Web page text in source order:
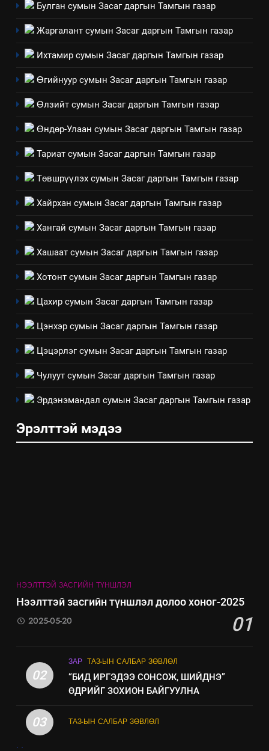
үйлдвэрлэл, үйлчилгээ,
технологийн хүн, мал, амьтны
үзүүлэх буюу үзүүлж байгаа
нөлөөллийн талаарх
ИЛ ТОД БАЙДАЛ
Нээлттэй засгийн түншлэл
НЭЭЛТТЭЙ ЗАСГИЙН ТҮНШЛЭЛ
“БИД ИРГЭДЭЭ СОНСОЖ,
БАЙГУУЛНА
3
ТАЗ-ЫН САЛБАР ЗӨВЛӨЛ
4
Архангай аймаг дахь салбар
ажиллагааны жилийн
төлөвлөгөө
ТАЗ-ЫН САЛБАР ЗӨВЛӨЛ
5
“Шинэтгэлээр түүчээлсэн
зохион байгуулах арга
ТАЗ-ЫН САЛБАР ЗӨВЛӨЛ
6
Мэдээлэл хариуцагчийн
явуулж байгаа үйл ажиллагаа,
технологийн хүн, мал, амьтны
эрүүл мэнд, байгаль орчинд
үзүүлэх буюу үзүүлж байгаа
мэдээлэл
Булган сумын Засаг даргын Тамгын газар
Жаргалант сумын Засаг даргын Тамгын газар
Ихтамир сумын Засаг даргын Тамгын газар
Өгийнуур сумын Засаг даргын Тамгын газар
Өлзийт сумын Засаг даргын Тамгын газар
Өндөр-Улаан сумын Засаг даргын Тамгын газар
Тариат сумын Засаг даргын Тамгын газар
Төвшрүүлэх сумын Засаг даргын Тамгын газар
Хайрхан сумын Засаг даргын Тамгын газар
Хангай сумын Засаг даргын Тамгын газар
Хашаат сумын Засаг даргын Тамгын газар
Хотонт сумын Засаг даргын Тамгын газар
Цахир сумын Засаг даргын Тамгын газар
Цэнхэр сумын Засаг даргын Тамгын газар
Цэцэрлэг сумын Засаг даргын Тамгын газар
Чулуут сумын Засаг даргын Тамгын газар
Эрдэнэмандал сумын Засаг даргын Тамгын газар
Эрэлттэй мэдээ
НЭЭЛТТЭЙ ЗАСГИЙН ТҮНШЛЭЛ
Нээлттэй засгийн түншлэл долоо хоног-2025
01
2025-05-20
02
ЗАР ТАЗ-ЫН САЛБАР ЗӨВЛӨЛ
“БИД ИРГЭДЭЭ СОНСОЖ, ШИЙДНЭ”
ӨДРИЙГ ЗОХИОН БАЙГУУЛНА
03 ТАЗ-ЫН САЛБАР ЗӨВЛӨЛ
. .